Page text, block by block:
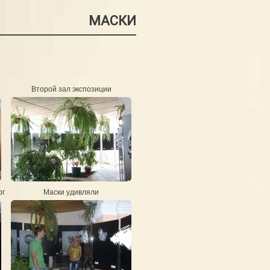
МАСКИ
Второй зал экспозиции
Маски удивляли